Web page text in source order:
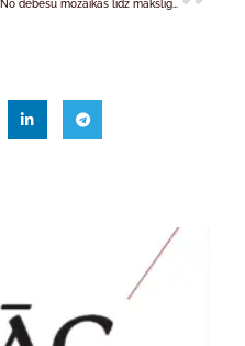
No debesu mozaīkas līdz mākslīgajam intelektam: Iznācis jaunais „Katoļu Baznīcas Vēstnesis”